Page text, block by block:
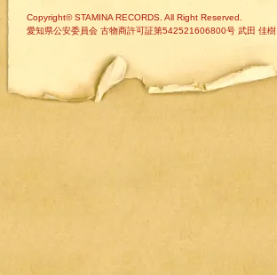
Copyright© STAMINA RECORDS. All Right Reserved.
愛知県公安委員会 古物商許可証第542521606800号 武田 佳樹